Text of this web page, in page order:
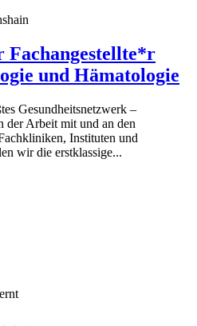
Fachangestellte*r
und Hämatologie
Gesundheitsnetzwerk –
der Arbeit mit und an den
Instituten und
wir die erstklassige...